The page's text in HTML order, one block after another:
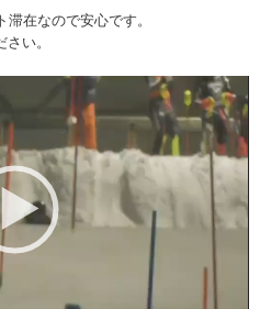
在なので安心です。
い。